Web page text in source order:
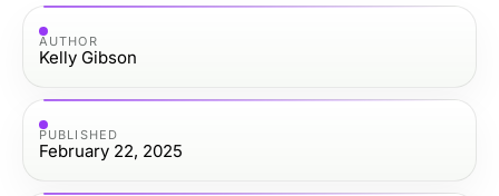
AUTHOR
Kelly Gibson
PUBLISHED
February 22, 2025